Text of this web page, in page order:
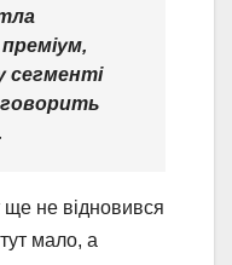
сегменті
не відновився
мало, а